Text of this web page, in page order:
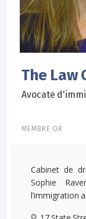
The Law
Avocate
MEMBRE OR
Cabinet de
Sophie
l’immigration